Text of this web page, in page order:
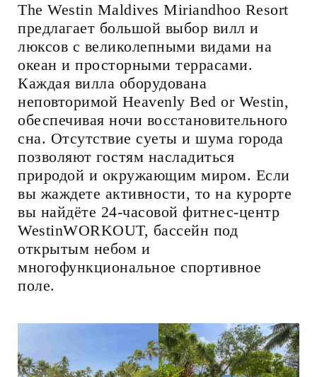
The Westin Maldives Miriandhoo Resort
предлагает большой выбор вилл и
люксов с великолепными видами на
океан и просторными террасами.
Каждая вилла оборудована
неповторимой Heavenly Bed or Westin,
обеспечивая ночи восстановительного
сна. Отсутствие суеты и шума города
позволяют гостям насладиться
природой и окружающим миром. Если
вы жаждете активности, то на курорте
вы найдёте 24-часовой фитнес-центр
WestinWORKOUT, бассейн под
открытым небом и
многофункциональное спортивное
поле.